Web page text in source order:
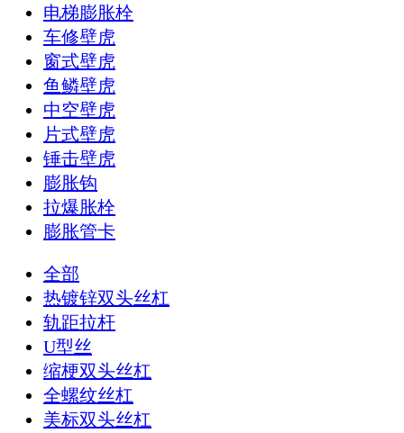
电梯膨胀栓
车修壁虎
窗式壁虎
鱼鳞壁虎
中空壁虎
片式壁虎
锤击壁虎
膨胀钩
拉爆胀栓
膨胀管卡
全部
热镀锌双头丝杠
轨距拉杆
U型丝
缩梗双头丝杠
全螺纹丝杠
美标双头丝杠